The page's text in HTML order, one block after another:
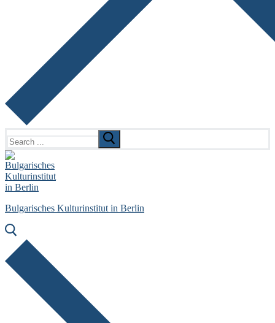
for:
Bulgarisches Kulturinstitut in Berlin